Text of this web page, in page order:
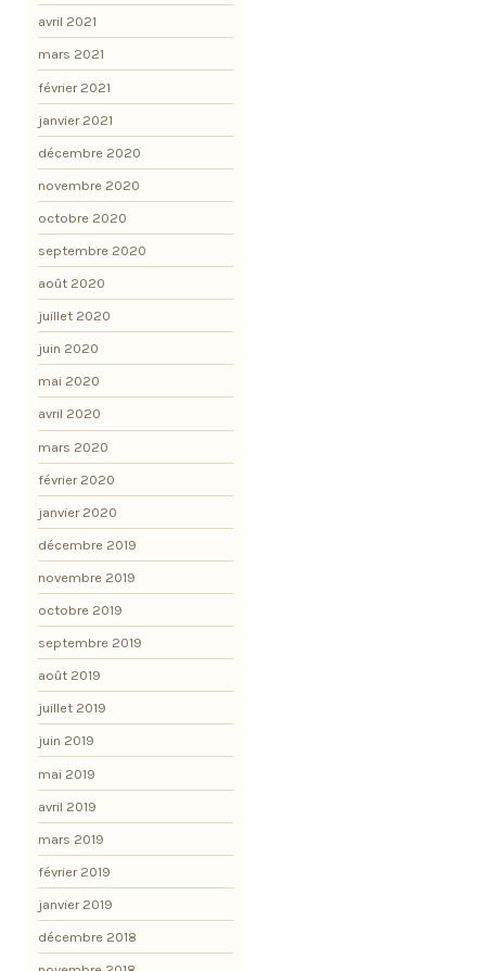
avril 2021
mars 2021
février 2021
janvier 2021
décembre 2020
novembre 2020
octobre 2020
septembre 2020
août 2020
juillet 2020
juin 2020
mai 2020
avril 2020
mars 2020
février 2020
janvier 2020
décembre 2019
novembre 2019
octobre 2019
septembre 2019
août 2019
juillet 2019
juin 2019
mai 2019
avril 2019
mars 2019
février 2019
janvier 2019
décembre 2018